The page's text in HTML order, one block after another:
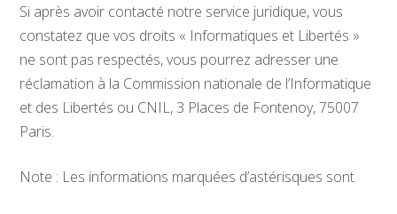
Si après avoir contacté notre service juridique, vous
constatez que vos droits « Informatiques et Libertés »
ne sont pas respectés, vous pourrez adresser une
réclamation à la Commission nationale de l’Informatique
et des Libertés ou CNIL, 3 Places de Fontenoy, 75007
Paris.
Note : Les informations marquées d’astérisques sont